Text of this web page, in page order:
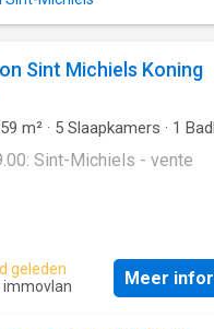
Sint Michiels Koning
m² · 5 Slaapkamers · 1
Sint-Michiels - vente
geleden
immovlan Meer